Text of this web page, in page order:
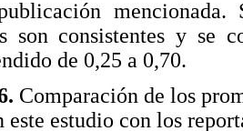
mencionada.
son consistentes y se
de 0,25 a 0,70.
Comparación de los
este estudio con los